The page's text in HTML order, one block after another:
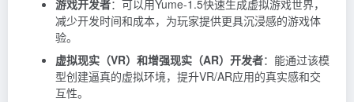
游戏开发者：可以用Yume-1.5快速生成虚拟游戏世界，
减少开发时间和成本，为玩家提供更具沉浸感的游戏体
验。
虚拟现实（VR）和增强现实（AR）开发者：能通过该模
型创建逼真的虚拟环境，提升VR/AR应用的真实感和交
互性。